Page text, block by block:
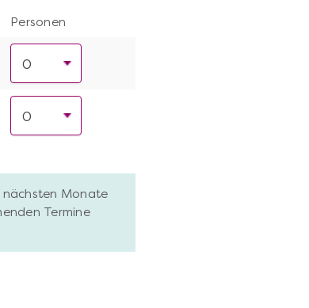
Personen
nächsten Monate
Termine